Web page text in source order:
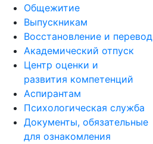
Общежитие
Выпускникам
Восстановление и перевод
Академический отпуск
Центр оценки и
развития компетенций
Аспирантам
Психологическая служба
Документы, обязательные
для ознакомления